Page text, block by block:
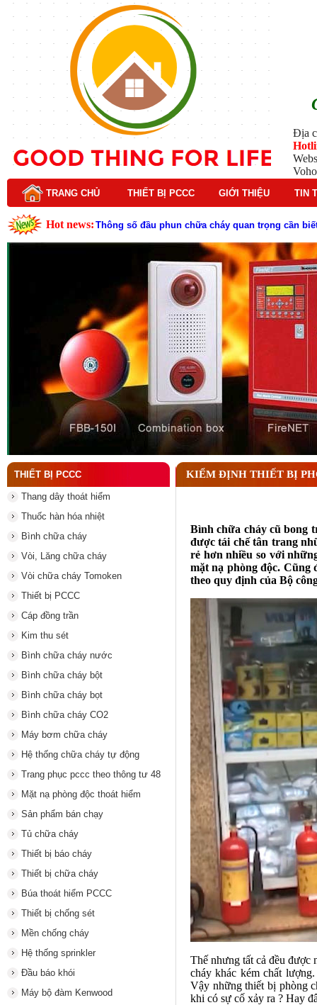
Địa
TRANG CHỦ THIẾT BỊ PCCC GIỚI THIỆU TIN
Hot news: Thông số đầu phun chữa cháy quan trọng cần
Đầu phun chữa cháy là gì ? Tìm hiểu chi tiết từ A-
Lý do nên chọn hệ thống báo cháy Hochiki cho
Cách kiểm tra và bảo trì hệ thống báo cháy
Cấu tạo và nguyên lý hoạt động của báo cháy
Tìm hiểu chi tiết về hệ thống báo cháy Horing
Các loại thang dây thoát hiểm phổ biến trên thị
Thang dây thoát hiểm có tác dụng gì trong tình
Tại sao cần kiểm tra đầu phun chữa cháy theo
THIẾT BỊ PCCC
Thang dây thoát hiểm
Thuốc hàn hóa nhiệt
Bình chữa cháy
Vòi, Lăng chữa cháy
Vòi chữa cháy Tomoken
Thiết bị PCCC
Cáp đồng trần
Kim thu sét
Bình chữa cháy nước
Bình chữa cháy bột
Bình chữa cháy bọt
Bình chữa cháy CO2
Máy bơm chữa cháy
Hệ thống chữa cháy tự động
Trang phục pccc theo thông tư 48
Mặt nạ phòng độc thoát hiểm
Sản phẩm bán chạy
Tủ chữa cháy
Thiết bị báo cháy
Thiết bị chữa cháy
Búa thoát hiểm PCCC
Thiết bị chống sét
Mền chống cháy
Hệ thống sprinkler
Đầu báo khói
Máy bộ đàm Kenwood
KIỂM ĐỊNH THIẾT BỊ
Bình chữa cháy cũ bong
được tái chế tân trang
rẻ hơn nhiều so với
mặt nạ phòng độc. Cũng
theo quy định của Bộ
Thế nhưng tất cả đều được
cháy khác kém chất
Vậy những thiết bị phòng
khi có sự cố xảy ra ? Hay